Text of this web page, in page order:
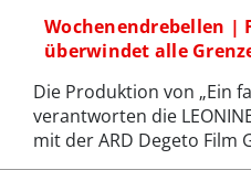
Wochenendrebellen
überwindet alle
Die Produktion von „Ein
verantworten die
mit der ARD Degeto Film